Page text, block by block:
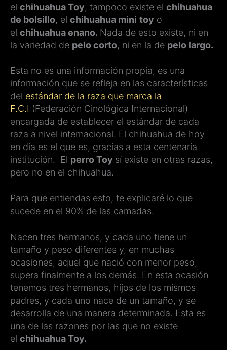
el chihuahua Toy, tampoco existe el chihuahua
de bolsillo, el chihuahua mini toy o
el chihuahua enano. Nada de esto existe, ni en
la variedad de pelo corto, ni en la de pelo largo.
Esta no es una información propia, es una
información que se refleja en las características
del estándar de la raza que marca la
F.C.I (Federación Cinológica Internacional)
encargada de establecer el estándar de cada
raza a nivel internacional. El chihuahua de hoy
en día es el que es, gracias a esta centenaria
institución. El perro Toy sí existe en otras razas,
pero no en el chihuahua.
Para que entiendas esto, te explicaré lo que
sucede en el 90% de las camadas.
Nacen tres hermanos, y cada uno tiene un
tamaño y peso diferentes y, en muchas
ocasiones, aquel que nació con menor peso,
supera finalmente a los demás. En esta ocasión
tenemos tres hermanos, hijos de los mismos
padres, y cada uno nace de un tamaño, y se
desarrolla de una manera determinada. Esta es
una de las razones por las que no existe
el chihuahua Toy.